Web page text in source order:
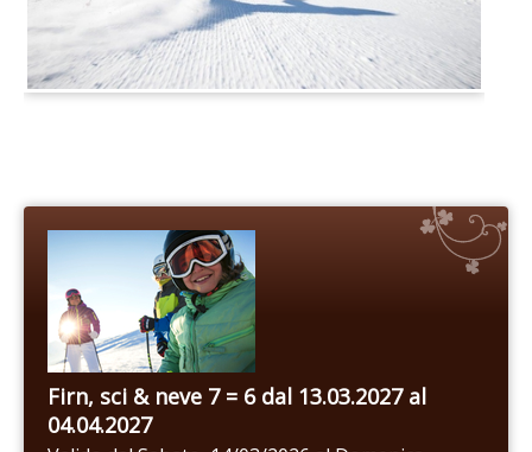
Firn, sci & neve 7 = 6 dal 13.03.2027 al
04.04.2027